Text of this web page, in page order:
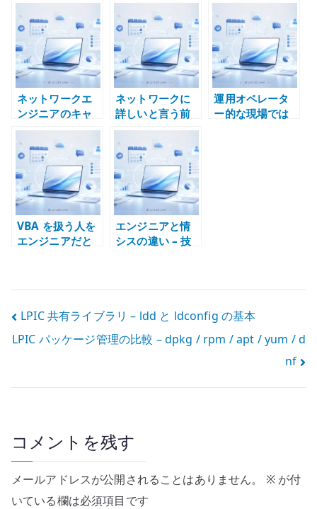
を任せるか
現場理解の両方
が必要になる理
由
成果と設計で考
える
ネットワークエ
ンジニアのキャ
リア – 設計と運
用経験をどう積
むか
ネットワークに
詳しいと言う前
にルーティング
テーブルを読め
るか
運用オペレータ
ー的な現場では
VBA を扱う人を
エンジニアだと
エンジニアと情
シスの違い – 技
投
稿
ゲ
ー
シ
LPIC 共有ライブラリ – ldd と ldconfig の基本
LPIC パッケージ管理の比較 – dpkg / rpm / apt / yum / d
nf
コメントを残す
メールアドレスが公開されることはありません。 ※が付
いている欄は必須項目です